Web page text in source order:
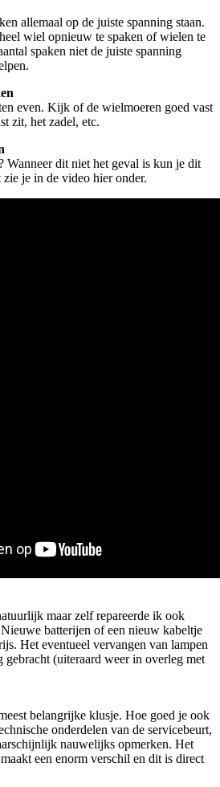
allemaal op de juiste spanning staan.
wiel opnieuw te spaken of wielen te
spaken niet de juiste spanning
even. Kijk of de wielmoeren goed vast
zit, het zadel, etc.
Wanneer dit niet het geval is kun je dit
je in de video hier onder.
maar zelf repareerde ik ook
batterijen of een nieuw kabeltje
Het eventueel vervangen van lampen
(uiteraard weer in overleg met
belangrijke klusje. Hoe goed je ook
onderdelen van de servicebeurt,
nauwelijks opmerken. Het
een enorm verschil en dit is direct